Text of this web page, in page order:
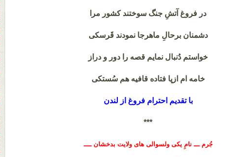
در فروغ آتشِ جنگ سوختند کشور مرا
دشمنان برحالِ ماهرجا نمودند قَرسکی
خواستم دُنبال نمایم قصه را دور و دراز
خامه ام ازپا فتاده قافیه هم سُستکی
با تقدیم احترام فروغ از لندن
***
جُرم ـــ نامِ یکی ولسوالی های ولایت بدخشان ــــ